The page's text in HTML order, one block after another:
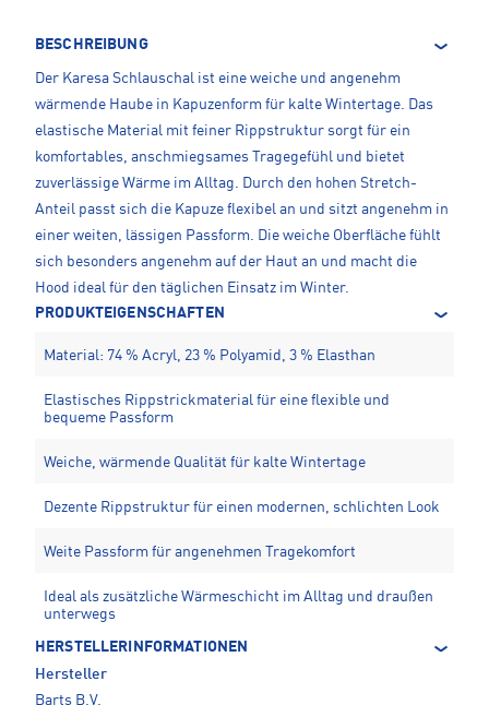
BESCHREIBUNG
Der Karesa Schlauschal ist eine weiche und angenehm
wärmende Haube in Kapuzenform für kalte Wintertage. Das
elastische Material mit feiner Rippstruktur sorgt für ein
komfortables, anschmiegsames Tragegefühl und bietet
zuverlässige Wärme im Alltag. Durch den hohen Stretch-
Anteil passt sich die Kapuze flexibel an und sitzt angenehm in
einer weiten, lässigen Passform. Die weiche Oberfläche fühlt
sich besonders angenehm auf der Haut an und macht die
Hood ideal für den täglichen Einsatz im Winter.
PRODUKTEIGENSCHAFTEN
Material: 74 % Acryl, 23 % Polyamid, 3 % Elasthan
Elastisches Rippstrickmaterial für eine flexible und
bequeme Passform
Weiche, wärmende Qualität für kalte Wintertage
Dezente Rippstruktur für einen modernen, schlichten Look
Weite Passform für angenehmen Tragekomfort
Ideal als zusätzliche Wärmeschicht im Alltag und draußen
unterwegs
HERSTELLERINFORMATIONEN
Hersteller
Barts B.V.